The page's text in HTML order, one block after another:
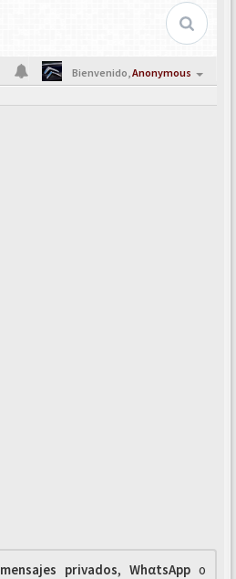
Bienvenido,Anonymous
mensajes privados, WhαtsAppo